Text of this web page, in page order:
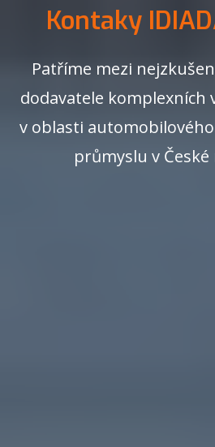
Kontaky
Patříme mezi
dodavatele komplexních
v oblasti
průmyslu v